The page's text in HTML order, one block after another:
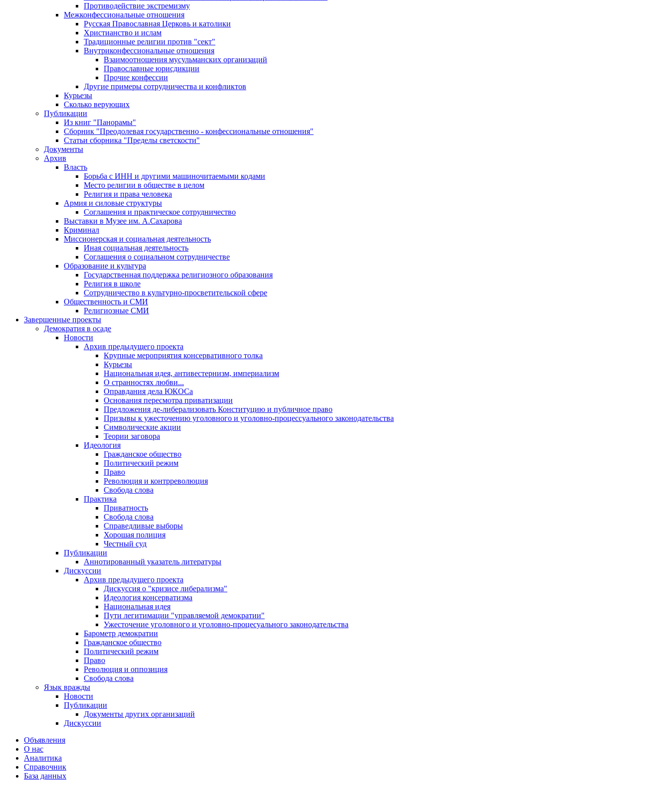
Противодействие экстремизму
Межконфессиональные отношения
Русская Православная Церковь и католики
Христианство и ислам
Традиционные религии против "сект"
Внутриконфессиональные отношения
Взаимоотношения мусульманских организаций
Православные юрисдикции
Прочие конфессии
Другие примеры сотрудничества и конфликтов
Курьезы
Сколько верующих
Публикации
Из книг "Панорамы"
Сборник "Преодолевая государственно - конфессиональные отношения"
Статьи сборника "Пределы светскости"
Документы
Архив
Власть
Борьба с ИНН и другими машиночитаемыми кодами
Место религии в обществе в целом
Религия и права человека
Армия и силовые структуры
Соглашения и практическое сотрудничество
Выставки в Музее им. А.Сахарова
Криминал
Миссионерская и социальная деятельность
Иная социальная деятельность
Соглашения о социальном сотрудничестве
Образование и культура
Государственная поддержка религиозного образования
Религия в школе
Сотрудничество в культурно-просветительской сфере
Общественность и СМИ
Религиозные СМИ
Завершенные проекты
Демократия в осаде
Новости
Архив предыдущего проекта
Крупные мероприятия консервативного толка
Курьезы
Национальная идея, антивестернизм, империализм
О странностях любви...
Оправдания дела ЮКОСа
Основания пересмотра приватизации
Предложения де-либерализовать Конституцию и публичное право
Призывы к ужесточению уголовного и уголовно-процессуального законодательства
Символические акции
Теории заговора
Идеология
Гражданское общество
Политический режим
Право
Революция и контрреволюция
Свобода слова
Практика
Приватность
Свобода слова
Справедливые выборы
Хорошая полиция
Честный суд
Публикации
Аннотированный указатель литературы
Дискуссии
Архив предыдущего проекта
Дискуссия о "кризисе либерализма"
Идеология консерватизма
Национальная идея
Пути легитимации "управляемой демократии"
Ужесточение уголовного и уголовно-процесуального законодательства
Барометр демократии
Гражданское общество
Политический режим
Право
Революция и оппозиция
Свобода слова
Язык вражды
Новости
Публикации
Документы других организаций
Дискуссии
Объявления
О нас
Аналитика
Справочник
База данных